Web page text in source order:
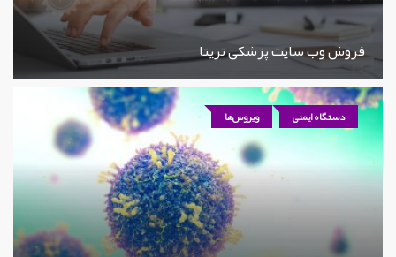
فروش وب سایت پزشکی تریتا
دستگاه ایمنی ویروس‌ها